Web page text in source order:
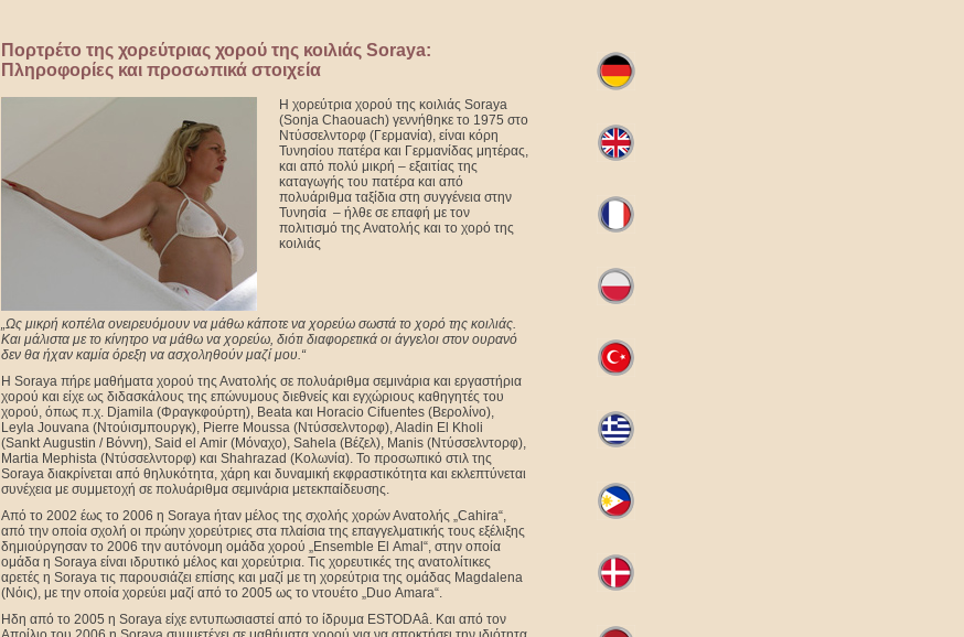
Πορτρέτο της χορεύτριας χορού της κοιλιάς Soraya:
Πληροφορίες και προσωπικά στοιχεία
Η χορεύτρια χορού της κοιλιάς Soraya
(Sonja Chaouach) γεννήθηκε το 1975 στο
Ντύσσελντορφ (Γερμανία), είναι κόρη
Τυνησίου πατέρα και Γερμανίδας μητέρας,
και από πολύ μικρή – εξαιτίας της
καταγωγής του πατέρα και από
πολυάριθμα ταξίδια στη συγγένεια στην
Τυνησία – ήλθε σε επαφή με τον
πολιτισμό της Ανατολής και το χορό της
κοιλιάς
„Ως μικρή κοπέλα ονειρευόμουν να μάθω κάποτε να χορεύω σωστά το χορό της κοιλιάς.
Και μάλιστα με το κίνητρο να μάθω να χορεύω, διότι διαφορετικά οι άγγελοι στον ουρανό
δεν θα ήχαν καμία όρεξη να ασχοληθούν μαζί μου.“
Η Soraya πήρε μαθήματα χορού της Ανατολής σε πολυάριθμα σεμινάρια και εργαστήρια
χορού και είχε ως διδασκάλους της επώνυμους διεθνείς και εγχώριους καθηγητές του
χορού, όπως π.χ. Djamila (Φραγκφούρτη), Beata και Horacio Cifuentes (Βερολίνο),
Leyla Jouvana (Ντούισμπουργκ), Pierre Moussa (Ντύσσελντορφ), Aladin El Kholi
(Sankt Augustin / Βόννη), Said el Amir (Μόναχο), Sahela (Βέζελ), Manis (Ντύσσελντορφ),
Martia Mephista (Ντύσσελντορφ) και Shahrazad (Κολωνία). Το προσωπικό στιλ της
Soraya διακρίνεται από θηλυκότητα, χάρη και δυναμική εκφραστικότητα και εκλεπτύνεται
συνέχεια με συμμετοχή σε πολυάριθμα σεμινάρια μετεκπαίδευσης.
Από το 2002 έως το 2006 η Soraya ήταν μέλος της σχολής χορών Ανατολής „Cahira“,
από την οποία σχολή οι πρώην χορεύτριες στα πλαίσια της επαγγελματικής τους εξέλιξης
δημιούργησαν το 2006 την αυτόνομη ομάδα χορού „Ensemble El Amal“, στην οποία
ομάδα η Soraya είναι ιδρυτικό μέλος και χορεύτρια. Τις χορευτικές της ανατολίτικες
αρετές η Soraya τις παρουσιάζει επίσης και μαζί με τη χορεύτρια της ομάδας Magdalena
(Νόις), με την οποία χορεύει μαζί από το 2005 ως το ντουέτο „Duo Amara“.
Ηδη από το 2005 η Soraya είχε εντυπωσιαστεί από το ίδρυμα ESTODAâ. Kαι από τον